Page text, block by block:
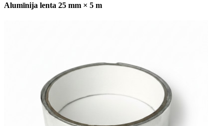
Alumīnija lenta 25 mm × 5 m